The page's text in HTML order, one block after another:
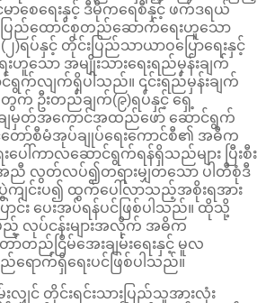
ာစေရေးနှင့် ဒီမိုကရေစီနှင့် ဖက်ဒရယ်
ြည်ထောင်စုတည်ဆောက်ရေးဟူသော
၂)ရပ်နှင့် တိုင်းပြည်သာယာဝပြောရေးနှင့်
းဟူသော အမျိုးသားရေးရည်မှန်းချက်
ရွက်လျက်ရှိပါသည်။ ၎င်းရည်မှန်းချက်
အတွက် ဦးတည်ချက်(၉)ရပ်နှင့် ရှေ့
ချမှတ်အကောင်အထည်ဖော် ဆောင်ရွက်
ော်စီမံအုပ်ချုပ်ရေးကောင်စီ၏ အဓိက
ပေါ်ကာလဆောင်ရွက်ရန်ရှိသည်များ ပြီးစီး
အညီ လွတ်လပ်၍တရားမျှတသော ပါတီစုံဒီ
ကျင်းပ၍ ထွက်ပေါ်လာသည့်အစိုးရအား
ာင်း ပေးအပ်ရန်ပင်ဖြစ်ပါသည်။ ထိုသို့
လုပ်ငန်းများအလိုက် အဓိက
တည်ငြိမ်အေးချမ်းရေးနှင့် မူလ
ရောက်ရှိရေးပင်ဖြစ်ပါသည်။
လျှင် တိုင်းရင်းသားပြည်သူအားလုံး